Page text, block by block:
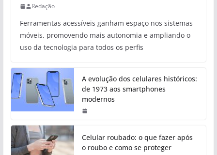
Redação
Ferramentas acessíveis ganham espaço nos sistemas
móveis, promovendo mais autonomia e ampliando o
uso da tecnologia para todos os perfis
A evolução dos celulares históricos:
de 1973 aos smartphones
modernos
Celular roubado: o que fazer após
o roubo e como se proteger